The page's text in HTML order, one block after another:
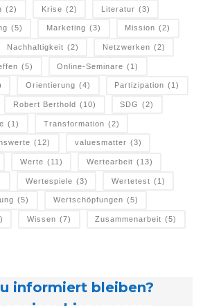
(2) Krise (2) Literatur (3)
(5) Marketing (3) Mission (2)
Nachhaltigkeit (2) Netzwerken (2)
(5) Online-Seminare (1)
Orientierung (4) Partizipation (1)
Robert Berthold (10) SDG (2)
(1) Transformation (2)
(12) valuesmatter (3)
Werte (11) Wertearbeit (13)
Wertespiele (3) Wertetest (1)
(5) Wertschöpfungen (5)
Wissen (7) Zusammenarbeit (5)
informiert bleiben?